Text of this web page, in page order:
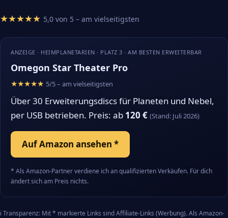
★★★★★ 5,0 von 5 – am vielseitigsten
ANZEIGE · HEIMPLANETARIEN · PLATZ 3 · AM BESTEN ERWEITERBAR
Omegon Star Theater Pro
★★★★★ 5/5 – am vielseitigsten
Über 30 Erweiterungsdiscs für Planeten und Nebel,
per USB betrieben. Preis: ab 120 € (Stand: Juli 2026)
Auf Amazon ansehen *
* Als Amazon-Partner verdiene ich an qualifizierten Verkäufen. Für dich
ändert sich am Preis nichts.
ℹ️ Transparenz: Mit * markierte Links sind Affiliate-Links (Werbung). Als Amazon-